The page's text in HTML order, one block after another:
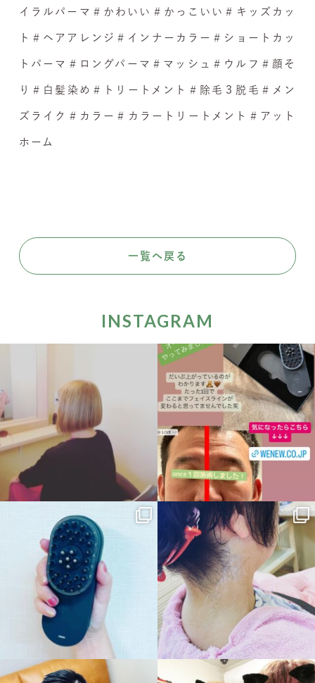
イラルパーマ＃かわいい＃かっこいい＃キッズカッ
ト＃ヘアアレンジ＃インナーカラー＃ショートカッ
トパーマ＃ロングパーマ＃マッシュ＃ウルフ＃顔そ
り＃白髪染め＃トリートメント＃除毛３脱毛＃メン
ズライク＃カラー＃カラートリートメント＃アット
ホーム
一覧へ戻る
INSTAGRAM
hinatabokko_hair
10月 6
hinatabokko_hair
10月 5
hinatabokko_hair
10月 3
hinatabokko_hair hinatabokko_hair